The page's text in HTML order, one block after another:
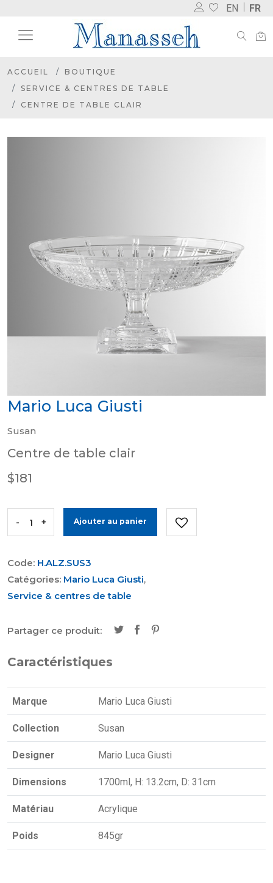
EN FR
ACCUEIL
BOUTIQUE
SERVICE & CENTRES DE TABLE
CENTRE DE TABLE CLAIR
Mario Luca Giusti
Susan
Centre de table clair
$181
- + Ajouter au panier
Code: H.ALZ.SUS3
Catégories: Mario Luca Giusti,
Service & centres de table
Partager ce produit:
Caractéristiques
Marque Mario Luca Giusti
Collection Susan
Designer Mario Luca Giusti
Dimensions 1700ml, H: 13.2cm, D: 31cm
Matériau Acrylique
Poids 845gr